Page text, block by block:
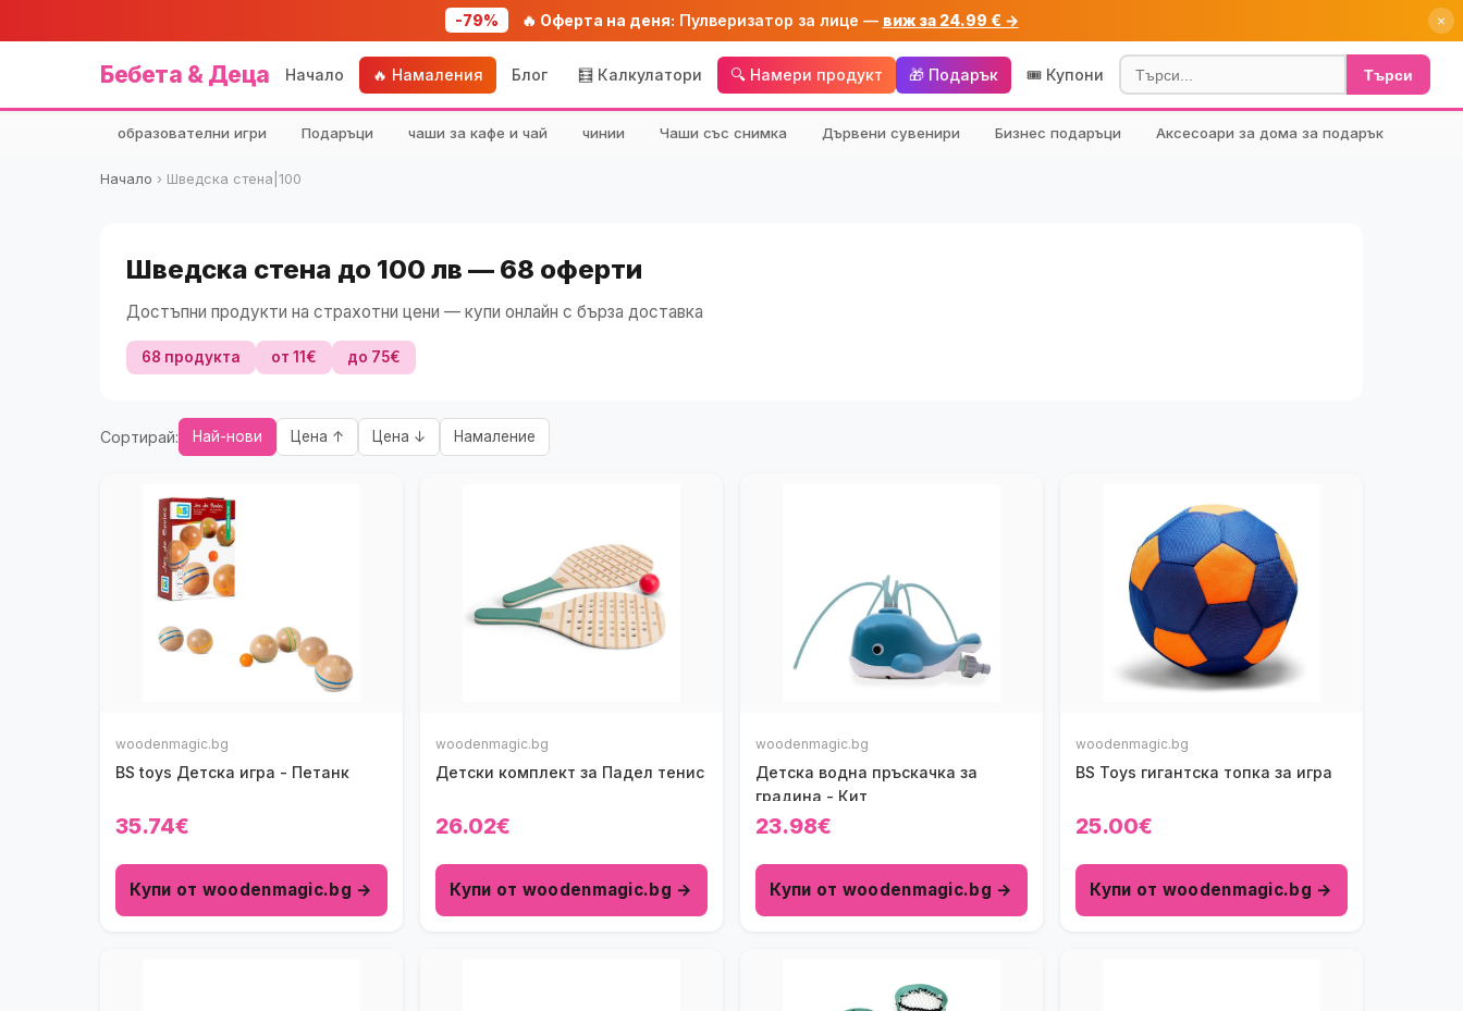
-79% 🔥 Оферта на деня: Пулверизатор за лице — виж за 24.99 € → ×
Бебета & Деца Начало 🔥 Намаления Блог 🧮 Калкулатори 🔍 Намери продукт 🎁 Подарък 🎟️ Купони Търси
образователни игри Подаръци чаши за кафе и чай чинии Чаши със снимка Дървени сувенири Бизнес подаръци Аксесоари за дома за подарък
Начало › Шведска стена|100
Шведска стена до 100 лв — 68 оферти
Достъпни продукти на страхотни цени — купи онлайн с бърза доставка
68 продукта от 11€ до 75€
Сортирай: Най-нови Цена ↑ Цена ↓ Намаление
woodenmagic.bg
BS toys Детска игра - Петанк
35.74€
Купи от woodenmagic.bg →
woodenmagic.bg
Детски комплект за Падел тенис
26.02€
Купи от woodenmagic.bg →
woodenmagic.bg
Детска водна пръскачка за
градина - Кит
23.98€
Купи от woodenmagic.bg →
woodenmagic.bg
BS Toys гигантска топка за игра
25.00€
Купи от woodenmagic.bg →